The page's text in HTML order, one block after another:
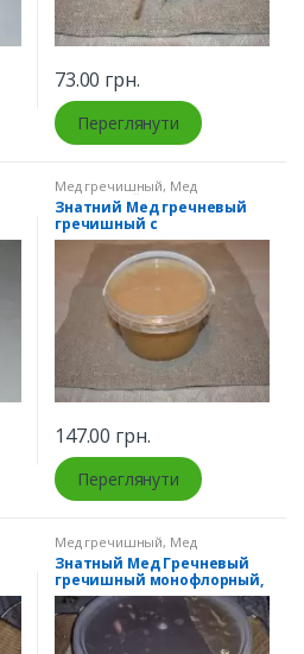
73.00 грн.
Переглянути
Мед гречишный, Мед
натуральный
Знатний Мед гречневый
гречишный с
разнотравьем, 0,5 л
147.00 грн.
Переглянути
Мед гречишный, Мед
натуральный
Знатный Мед Гречневый
гречишный монофлорный,
3 л